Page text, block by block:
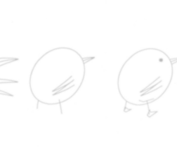
Sabão Indústria
CONTACTO